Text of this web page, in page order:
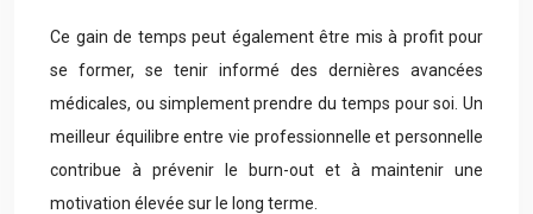
Ce gain de temps peut également être mis à profit pour
se former, se tenir informé des dernières avancées
médicales, ou simplement prendre du temps pour soi. Un
meilleur équilibre entre vie professionnelle et personnelle
contribue à prévenir le burn-out et à maintenir une
motivation élevée sur le long terme.